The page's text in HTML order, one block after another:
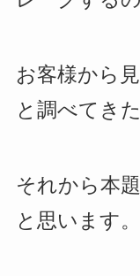
お客様から
と調べてき
それから本
と思います。